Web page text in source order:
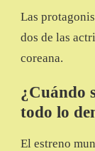
Las
dos de las
coreana.
¿Cuándo
todo lo
El estreno